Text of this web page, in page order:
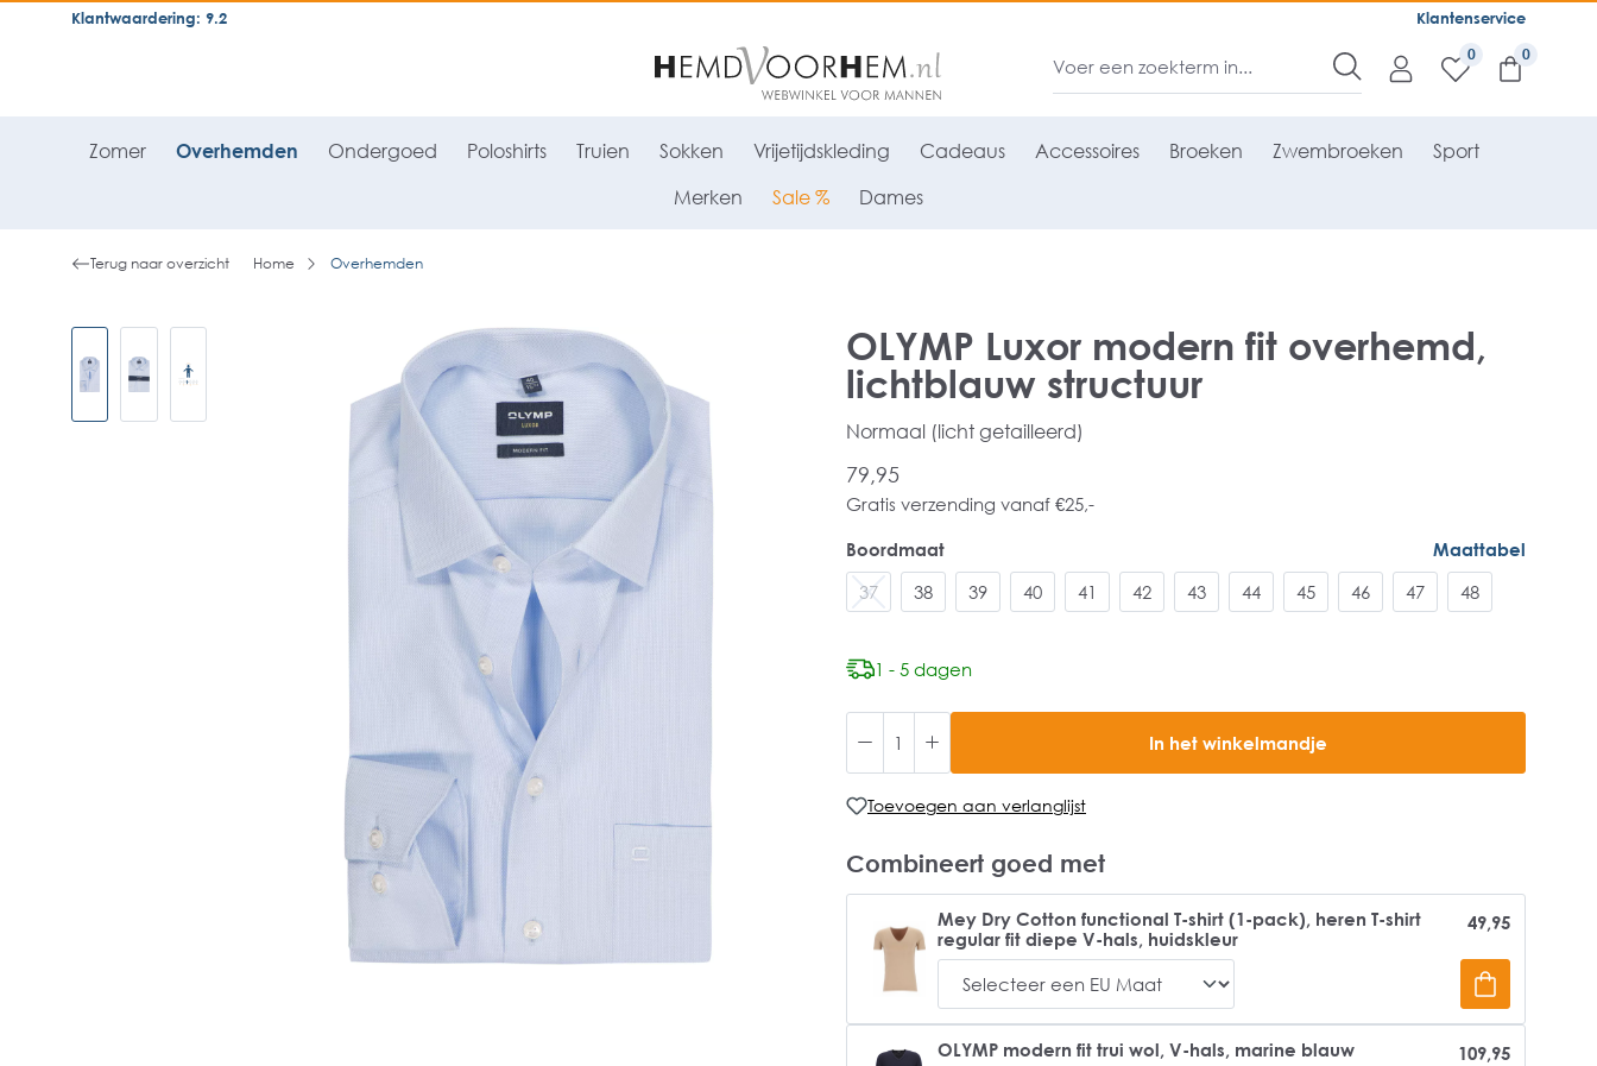
general.skipToNavigation Klantenservice
Klantwaardering: 9.2
0
Zomer Overhemden Ondergoed Poloshirts Truien Sokken Vrijetijdskleding Cadeaus Accessoires Broeken Zwembroeken Sport
Merken Sale % Dames
Terug naar overzicht Home Overhemden
OLYMP Luxor modern fit overhemd,
lichtblauw structuur
Normaal (licht getailleerd)
79,95
Gratis verzending vanaf €25,-
Boordmaat
Maattabel
37
38 39 40 41 42 43 44 45 46 47 48
1 - 5 dagen
In het winkelmandje
Toevoegen aan verlanglijst
Combineert goed met
Mey Dry Cotton functional T-shirt (1-pack), heren T-shirt
regular fit diepe V-hals, huidskleur
49,95
OLYMP modern fit trui wol, V-hals, marine blauw 109,95